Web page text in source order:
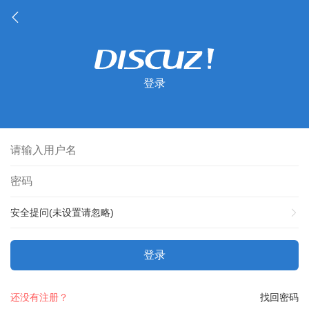
登录
安全提问(未设置请忽略)
登录
找回密码
还没有注册？